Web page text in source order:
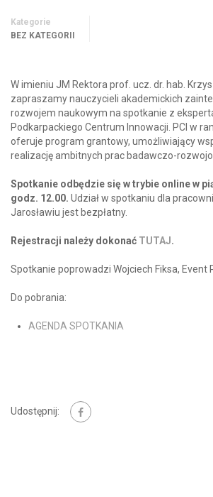
Kategorie
BEZ KATEGORII
W imieniu JM Rektora prof. ucz. dr. hab.
zapraszamy nauczycieli akademickich
rozwojem naukowym na spotkanie z
Podkarpackiego Centrum Innowacji. PCI w
oferuje program grantowy, umożliwiający
realizację ambitnych prac badawczo-
Spotkanie odbędzie się w trybie online w
godz. 12.00. Udział w spotkaniu dla
Jarosławiu jest bezpłatny.
Rejestracji należy dokonać TUTAJ.
Spotkanie poprowadzi Wojciech Fiksa, Event
Do pobrania:
AGENDA SPOTKANIA
Udostępnij: